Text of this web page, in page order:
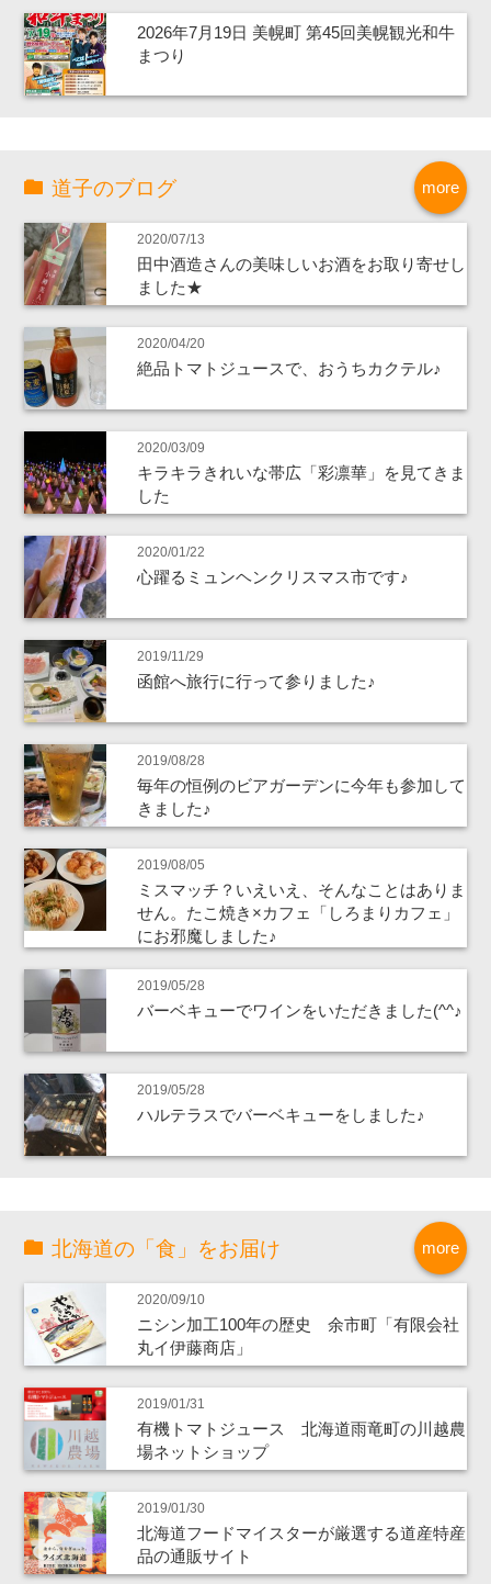
2026年7月19日 美幌町 第45回美幌観光和牛
まつり
more
道子のブログ
2020/07/13
田中酒造さんの美味しいお酒をお取り寄せし
ました★
2020/04/20
絶品トマトジュースで、おうちカクテル♪
2020/03/09
キラキラきれいな帯広「彩凛華」を見てきま
した
2020/01/22
心躍るミュンヘンクリスマス市です♪
2019/11/29
函館へ旅行に行って参りました♪
2019/08/28
毎年の恒例のビアガーデンに今年も参加して
きました♪
2019/08/05
ミスマッチ？いえいえ、そんなことはありま
せん。たこ焼き×カフェ「しろまりカフェ」
にお邪魔しました♪
2019/05/28
バーベキューでワインをいただきました(^^♪
2019/05/28
ハルテラスでバーベキューをしました♪
more
北海道の「食」をお届け
2020/09/10
ニシン加工100年の歴史 余市町「有限会社
丸イ伊藤商店」
2019/01/31
有機トマトジュース 北海道雨竜町の川越農
場ネットショップ
2019/01/30
北海道フードマイスターが厳選する道産特産
品の通販サイト